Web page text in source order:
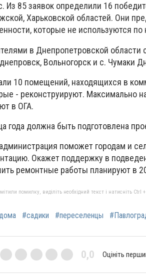
Из 85 заявок определили 16
Харьковской областей. Они
которые не используются по
в Днепропетровской области
Вольногорск и с. Чумаки
10 помещений, находящихся в
- реконструируют. Максимально
в ОГА.
года должна быть подготовлена
поможет городам и
Окажет поддержку в
ремонтные работы планируют в
помилку, виділіть необхідний текст і натисніть Ctrl
#садики #переселенцы
0,0 Оцініть